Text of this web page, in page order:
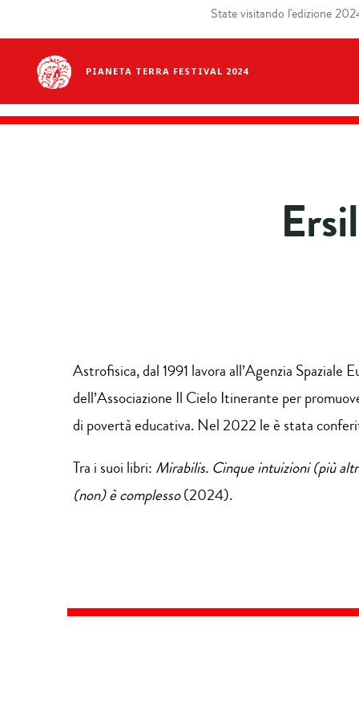
PIANETA TERRA FESTIVAL 2024
State visitando l'edizione
Astrofisica, dal 1991 lavora all’Agenzia
dell’Associazione Il Cielo Itinerante per
di povertà educativa. Nel 2022 le è stata
Tra i suoi libri: Mirabilis. Cinque intuizioni (più
(non) è complesso(2024).